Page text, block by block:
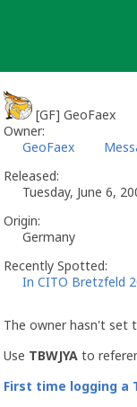
[GF] GeoFaex
Owner:
GeoFaex
Released:
Tuesday, June 6,
Origin:
Germany
Recently Spotted:
In CITO Bretzfeld
The owner hasn't set
Use TBWJYA to
First time logging a